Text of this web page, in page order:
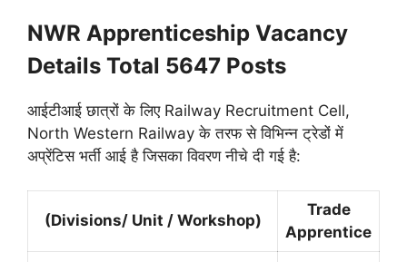
NWR Apprenticeship Vacancy
Details Total 5647 Posts
आईटीआई छात्रों के लिए Railway Recruitment Cell,
North Western Railway के तरफ से विभिन्न ट्रेडों में
अप्रेंटिस भर्ती आई है जिसका विवरण नीचे दी गई है:
(Divisions/ Unit / Workshop)
Trade
Apprentice